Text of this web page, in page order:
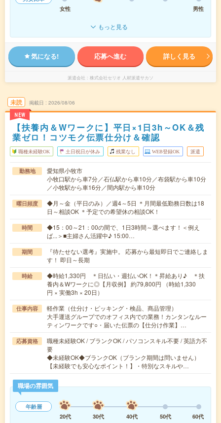
女性
男性
もっと見る
気になる! 応募へ進む 詳しく見る
派遣会社 株式会社セリオ 人材派遣サカソ
未読
NEW
掲載日 2026/08/06
【扶養内＆Wワークに】平日×1日3h～OK＆残
業ゼロ！コツモク伝票仕分け＆確認
職種未経験OK 土日祝日が休み 残業なし WEB登録OK 派遣
勤務地
愛知県小牧市
小牧口駅から車7分／石仏駅から車10分／布袋駅から車10分
／小牧駅から車16分／間内駅から車10分
曜日頻度
◆月～金（平日のみ）／週4～5日 ＊月間最低勤務日数は18
日～相談OK ＊予定での希望休の相談OK！
時間
◆15：00～21：00の間で、1日3時間～選べます！＜例え
ば...＞■主婦さん活躍中♪ 15:00…
期間
『待たせない選考』実施中。 応募から最短即日でご連絡しま
す！ 即日～長期
時給
◆時給1,330円 ＊日払い・週払いOK！＊昇給あり♪ ＊扶
養内＆Wワークに◎【月収例】 約79,800円 （時給1,330
円 × 実働3h × 20日）
仕事内容
軽作業（仕分け・ピッキング・検品、商品管理）
大手運送グループでのオフィス内での業務！カンタンなルー
ティンワークです○・届いた伝票の【仕分け作業】…
応募資格
職種未経験OK / ブランクOK / パソコンスキル不要 / 英語力不
要
◆未経験OK◆ブランクOK（ブランク期間は問いません）
【未経験でも安心なポイント！】・特別なスキルや…
職場の雰囲気
年齢層
20代
30代 40代 50代
60代